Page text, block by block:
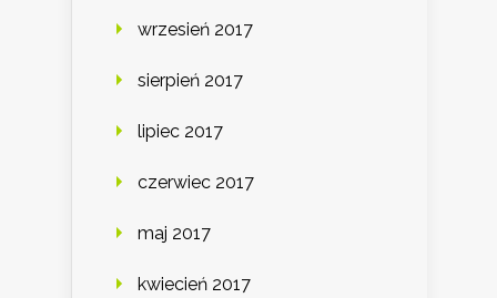
wrzesień 2017
sierpień 2017
lipiec 2017
czerwiec 2017
maj 2017
kwiecień 2017